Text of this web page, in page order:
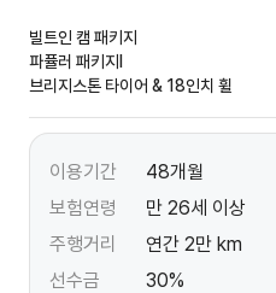
빌트인 캠 패키지
파퓰러 패키지Ⅰ
브리지스톤 타이어 & 18인치 휠
이용기간
48개월
보험연령
만 26세 이상
주행거리
연간 2만 km
선수금
30%